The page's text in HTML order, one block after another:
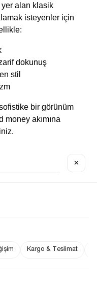
yer alan klasik
isteyenler için
dokunuş
stil
bir görünüm
akımına
Kombin
old money
keşfedebilirsiniz!
✕
Kargo & Teslimat